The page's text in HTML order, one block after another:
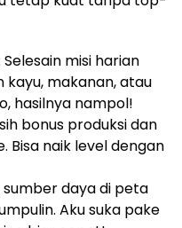
Selesain misi harian
makanan, atau
hasilnya nampol!
bonus produksi dan
Bisa naik level dengan
sumber daya di peta
Aku suka pake